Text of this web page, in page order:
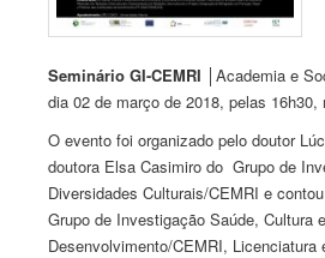
Seminário GI-CEMRI │Academia e
dia 02 de março de 2018, pelas
O evento foi organizado pelo doutor
doutora Elsa Casimiro do Grupo de
Diversidades Culturais/CEMRI e
Grupo de Investigação Saúde, Cultura e
Desenvolvimento/CEMRI, Licenciatura